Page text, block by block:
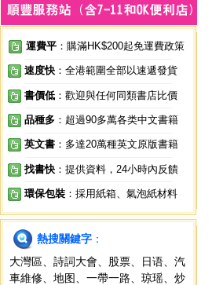
運費平 ：購滿HK$200起免運費政策
速度快 ：全港範圍全部以速遞發貨
書價低 ：歡迎與任何同類書店比價
品種多 ：超過90多萬各类中文書籍
英文書 ：多達20萬種英文原版書籍
找書快 ：提供資料，24小時內反饋
環保包裝 ：採用紙箱、氣泡紙材料
熱搜關鍵字 ：
大灣區
詩詞大會 股票 日语
汽
車維修
地图 一帶一路 琼瑶
炒